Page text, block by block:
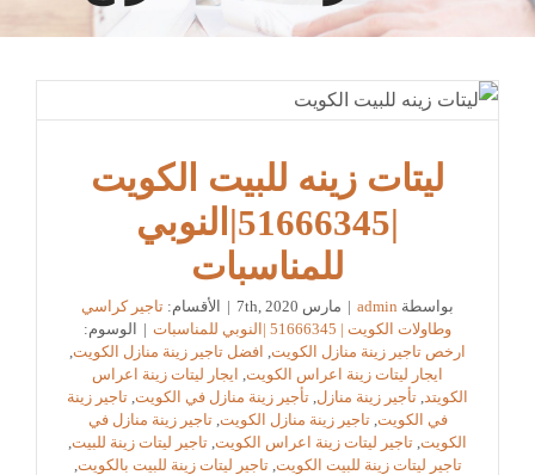
ليتات زينه للبيت الكويت
|51666345|النوبي
للمناسبات
بواسطة admin
| مارس 7th, 2020 | الأقسام: تاجير كراسي
وطاولات الكويت | 51666345 |النوبي للمناسبات
|
الوسوم:
ارخص تاجير زينة منازل الكويت
افضل تاجير زينة منازل الكويت
ايجار ليتات زينة اعراس الكويت
ايجار ليتات زينة اعراس
الكويتد تأجير زينة منازل تأجير زينة منازل في الكويت تاجير زينة
في الكويت ,تاجير زينة منازل الكويت ,تاجير زينة منازل في
الكويت تاجير ليتات زينة اعراس الكويت تاجير ليتات زينة للبيت
تاجير ليتات زينة للبيت الكويت ,تاجير ليتات زينة للبيت بالكويت